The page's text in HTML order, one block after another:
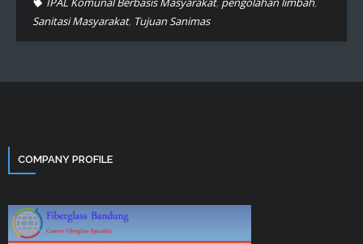
Sanitasi Masyarakat, Tujuan Sanimas
COMPANY PROFILE